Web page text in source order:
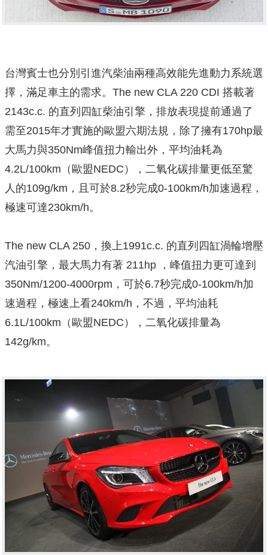
台灣賓士也分別引進汽柴油兩種高效能先進動力系統選
擇，滿足車主的需求。The new CLA 220 CDI 搭載著
2143c.c. 的直列四缸柴油引擎，排放表現提前通過了
需至2015年才實施的歐盟六期法規，除了擁有170hp最
大馬力與350Nm峰值扭力輸出外，平均油耗為
4.2L/100km（歐盟NEDC），二氧化碳排量更低至驚
人的109g/km，且可於8.2秒完成0-100km/h加速過程，
極速可達230km/h。
The new CLA 250，換上1991c.c. 的直列四缸渦輪增壓
汽油引擎，最大馬力有著 211hp ，峰值扭力更可達到
350Nm/1200-4000rpm，可於6.7秒完成0-100km/h加
速過程，極速上看240km/h，不過，平均油耗
6.1L/100km（歐盟NEDC），二氧化碳排量為
142g/km。